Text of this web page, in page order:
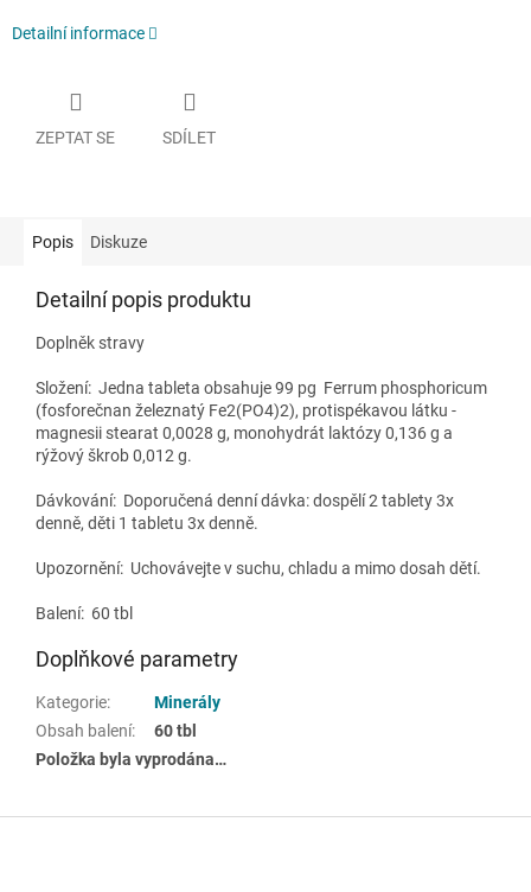
Detailní informace
ZEPTAT SE SDÍLET
Popis Diskuze
Detailní popis produktu
Doplněk stravy
Složení: Jedna tableta obsahuje 99 pg Ferrum phosphoricum
(fosforečnan železnatý Fe2(PO4)2), protispékavou látku -
magnesii stearat 0,0028 g, monohydrát laktózy 0,136 g a
rýžový škrob 0,012 g.
Dávkování: Doporučená denní dávka: dospělí 2 tablety 3x
denně, děti 1 tabletu 3x denně.
Upozornění: Uchovávejte v suchu, chladu a mimo dosah dětí.
Balení: 60 tbl
Doplňkové parametry
Kategorie:
Minerály
Obsah balení:
60 tbl
Položka byla vyprodána…